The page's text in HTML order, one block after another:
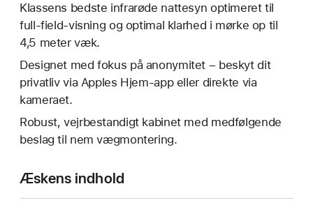
Klassens bedste infrarøde nattesyn optimeret til
full-field-visning og optimal klarhed i mørke op til
4,5 meter væk.
Designet med fokus på anonymitet – beskyt dit
privatliv via Apples Hjem-app eller direkte via
kameraet.
Robust, vejrbestandigt kabinet med medfølgende
beslag til nem vægmontering.
Æskens indhold